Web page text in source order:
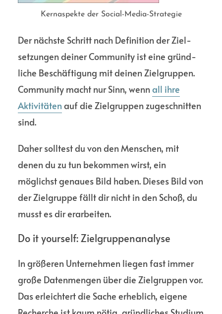
Kernaspekte der Social-Media-Strategie
Der nächste Schritt nach Defi­nition der Ziel­
setzungen deiner Commu­nity ist eine gründ­
liche Beschäf­tigung mit deinen Ziel­gruppen.
Commu­nity macht nur Sinn, wenn all ihre
Aktivi­täten auf die Ziel­gruppen zuge­schnitten
sind.
Daher solltest du von den Menschen, mit
denen du zu tun bekommen wirst, ein
möglichst genaues Bild haben. Dieses Bild von
der Ziel­gruppe fällt dir nicht in den Schoß, du
musst es dir erarbeiten.
Do it yourself: Ziel­gruppen­analyse
In größeren Unter­nehmen liegen fast immer
große Daten­mengen über die Ziel­gruppen vor.
Das erleich­tert die Sache erheblich, eigene